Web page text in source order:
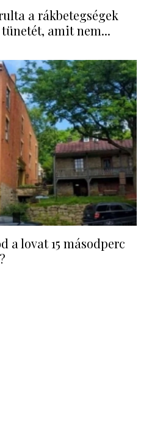
a rákbetegségek
amit nem...
a lovat 15 másodperc